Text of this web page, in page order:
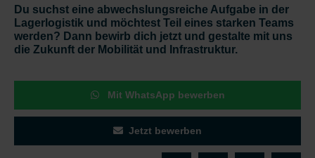
Du suchst eine abwechslungsreiche Aufgabe in der
Lagerlogistik und möchtest Teil eines starken Teams
werden? Dann bewirb dich jetzt und gestalte mit uns
die Zukunft der Mobilität und Infrastruktur.
Mit WhatsApp bewerben
Jetzt bewerben